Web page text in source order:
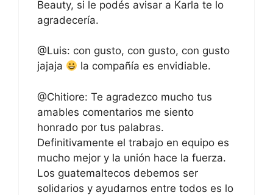
Beauty, si le podés avisar a Karla te lo
agradecería.
@Luis: con gusto, con gusto, con gusto
jajaja
la compañía es envidiable.
@Chitiore: Te agradezco mucho tus
amables comentarios me siento
honrado por tus palabras.
Definitivamente el trabajo en equipo es
mucho mejor y la unión hace la fuerza.
Los guatemaltecos debemos ser
solidarios y ayudarnos entre todos es lo